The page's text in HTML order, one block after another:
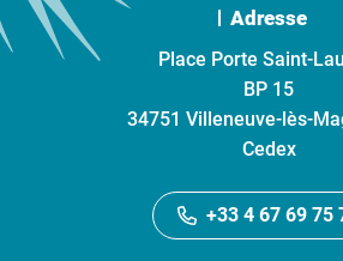
Adresse
Place Porte Saint-
BP 15
34751 Villeneuve-lès-
Cedex
+33 4 67 69 75